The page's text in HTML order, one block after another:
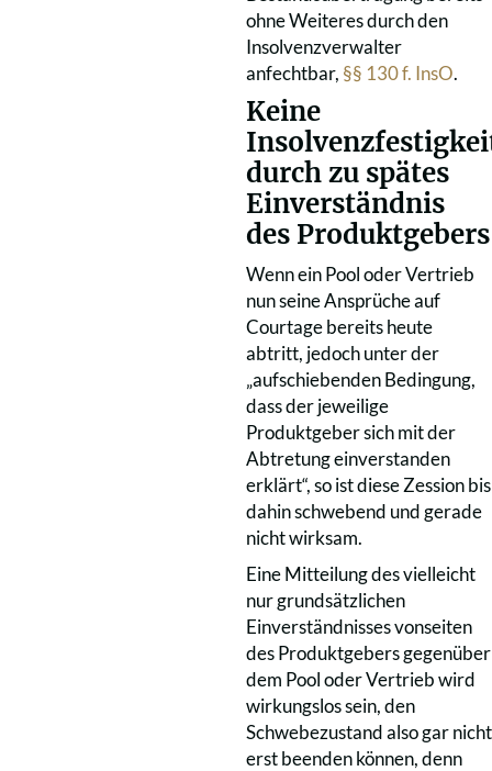
ohne Weiteres durch den
Insolvenzverwalter
anfechtbar, §§ 130 f. InsO.
Keine
durch zu spätes
Einverständnis
des Produktgebers
Wenn ein Pool oder Vertrieb
nun seine Ansprüche auf
Courtage bereits heute
abtritt, jedoch unter der
„aufschiebenden Bedingung,
dass der jeweilige
Produktgeber sich mit der
Abtretung einverstanden
erklärt“, so ist diese Zession bis
dahin schwebend und gerade
nicht wirksam.
Eine Mitteilung des vielleicht
nur grundsätzlichen
Einverständnisses vonseiten
des Produktgebers gegenüber
dem Pool oder Vertrieb wird
wirkungslos sein, den
Schwebezustand also gar nicht
erst beenden können, denn